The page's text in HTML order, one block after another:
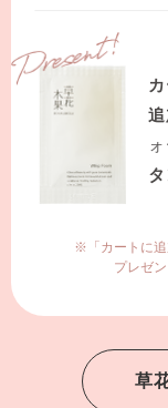
追
※「カートに追
プレゼ
草